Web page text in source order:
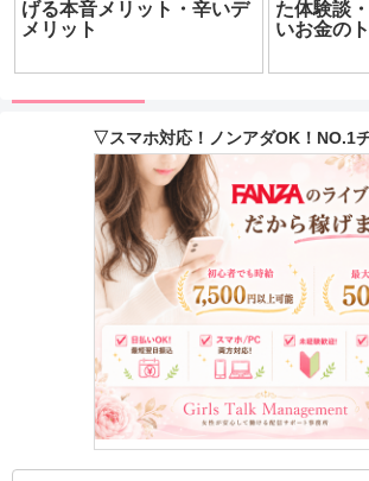
げる本音メリット・辛いデ
メリット
た体験談
いお金の
▽スマホ対応！ノンアダOK！NO.1